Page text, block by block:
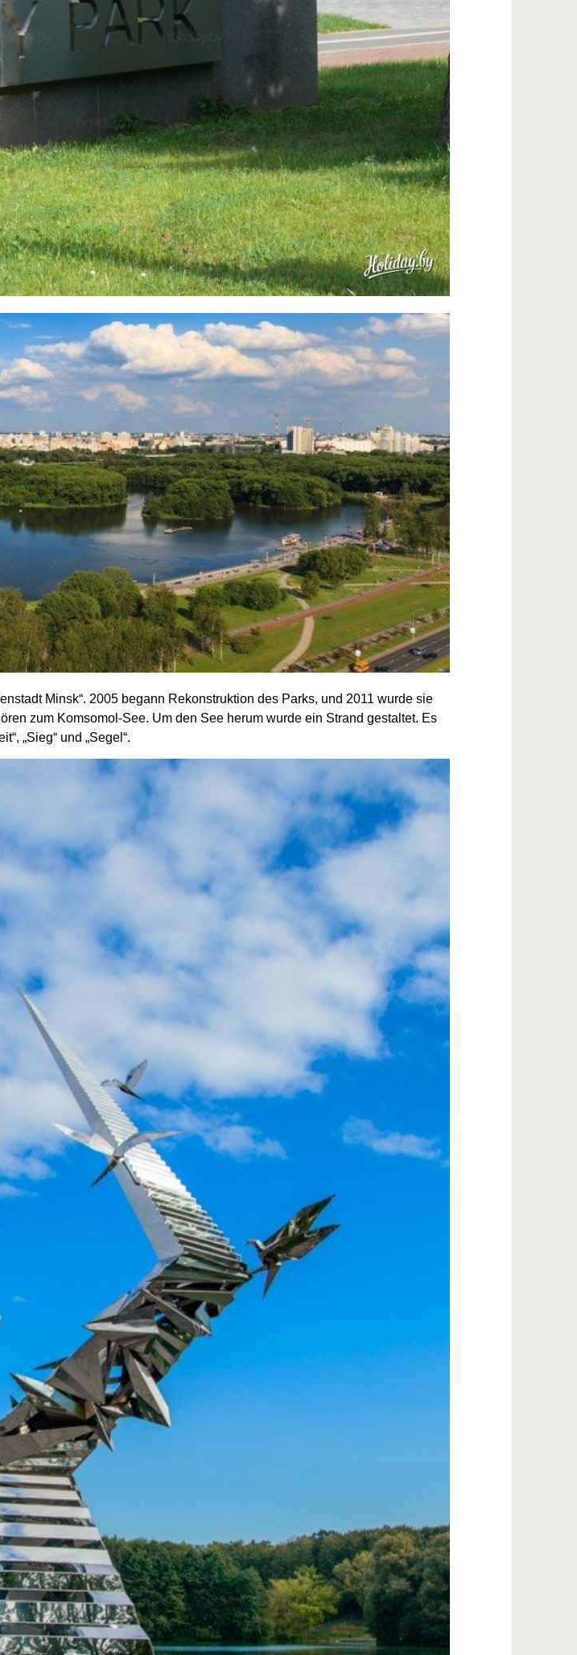
Minsk“. 2005 begann Rekonstruktion des Parks, und 2011 wurde sie
zum Komsomol-See. Um den See herum wurde ein Strand gestaltet. Es
„Sieg“ und „Segel“.